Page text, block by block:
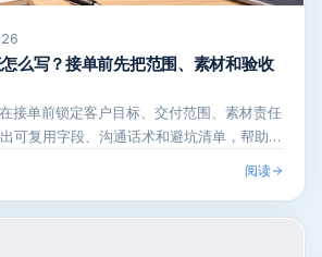
么写？接单前先把范围、素材和验收
接单前锁定客户目标、交付范围、素材责任
可复用字段、沟通话术和避坑清单，帮助新
阅读